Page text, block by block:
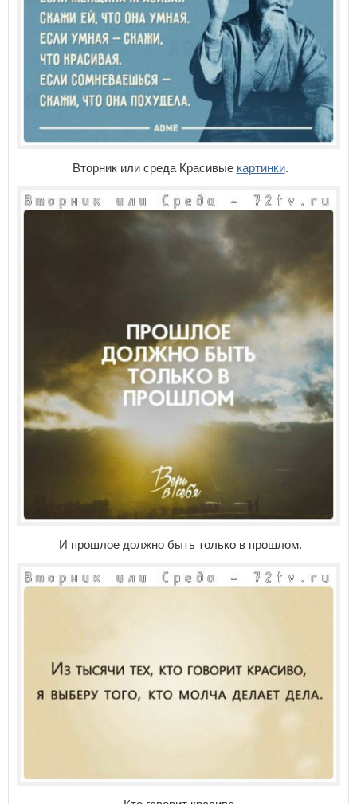
Вторник или среда Красивые картинки.
И прошлое должно быть только в прошлом.